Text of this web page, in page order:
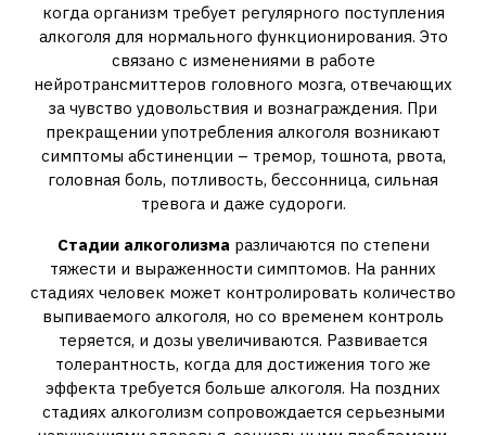
когда организм требует регулярного поступления
алкоголя для нормального функционирования. Это
связано с изменениями в работе
нейротрансмиттеров головного мозга‚ отвечающих
за чувство удовольствия и вознаграждения. При
прекращении употребления алкоголя возникают
симптомы абстиненции – тремор‚ тошнота‚ рвота‚
головная боль‚ потливость‚ бессонница‚ сильная
тревога и даже судороги.
Стадии алкоголизма различаются по степени
тяжести и выраженности симптомов. На ранних
стадиях человек может контролировать количество
выпиваемого алкоголя‚ но со временем контроль
теряется‚ и дозы увеличиваются. Развивается
толерантность‚ когда для достижения того же
эффекта требуется больше алкоголя. На поздних
стадиях алкоголизм сопровождается серьезными